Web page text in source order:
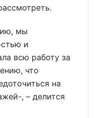
мы
и
всю работу за
что
на
, – делится